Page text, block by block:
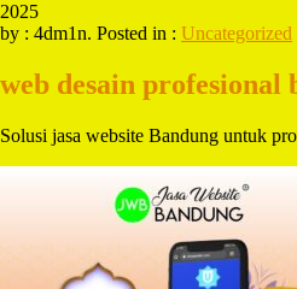
2025
by : 4dm1n. Posted in : Uncategorized
web desain profesional
Solusi jasa website Bandung untuk